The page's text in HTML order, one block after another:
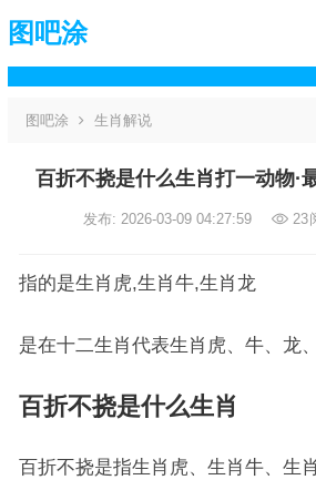
图吧涂
图吧涂 生肖解说
百折不挠是什么生肖打一动物·
发布: 2026-03-09 04:27:59 23
指的是生肖虎,生肖牛,生肖龙
是在十二生肖代表生肖虎、牛、龙
百折不挠是什么生肖
百折不挠是指生肖虎、生肖牛、生肖